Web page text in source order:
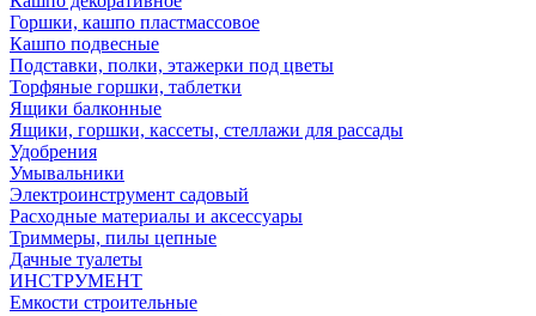
Горшки, кашпо пластмассовое
Кашпо подвесные
Подставки, полки, этажерки под цветы
Торфяные горшки, таблетки
Ящики балконные
Ящики, горшки, кассеты, стеллажи для рассады
Удобрения
Умывальники
Электроинструмент садовый
Расходные материалы и аксессуары
Триммеры, пилы цепные
Дачные туалеты
ИНСТРУМЕНТ
Емкости строительные